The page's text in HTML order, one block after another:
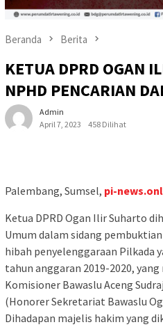
Beranda Berita
KETUA DPRD OGAN
NPHD PENCARIAN
Admin
April 7, 2023
458 Dilihat
Palembang, Sumsel, pi-
Ketua DPRD Ogan Ilir Suharto
Umum dalam sidang
hibah penyelenggaraan Pilkada
tahun anggaran 2019-2020,
Komisioner Bawaslu Aceng
(Honorer Sekretariat Bawaslu
Dihadapan majelis hakim yang